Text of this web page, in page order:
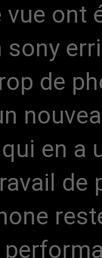
vue ont
de
en a